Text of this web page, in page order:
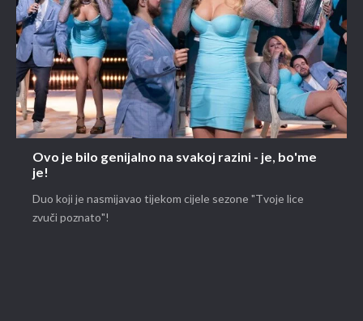
Ovo je bilo genijalno na svakoj razini - je, bo'me
je!
Duo koji je nasmijavao tijekom cijele sezone "Tvoje lice
zvuči poznato"!